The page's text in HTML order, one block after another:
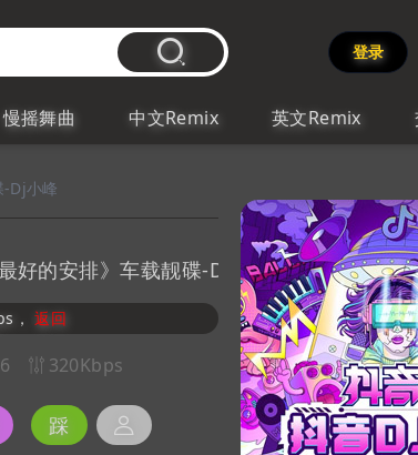
登录
慢摇舞曲 中文Remix 英文Remix
Dj小峰
好的安排》车载靓碟-Dj小峰
，返回
320Kbps
踩